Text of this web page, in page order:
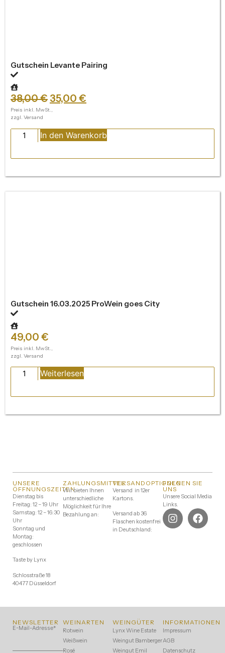
Gutschein Levante Pairing
38,00€ 35,00 €
Preis inkl. MwSt.,
zzgl. Versand
In den Warenkorb
Gutschein 16.03.2025 ProWein goes City
49,00 €
Preis inkl. MwSt.,
zzgl. Versand
Weiterlesen
UNSERE
ÖFFNUNGSZEITEN
Dienstag bis
Freitag: 12 – 19 Uhr
Samstag: 12 – 16:30
Uhr
Sonntag und
Montag:
geschlossen
Taste by Lynx
Schlosstraße 18
40477 Düsseldorf
ZAHLUNGSMITTEL
Wir bieten Ihnen
unterschiedliche
Möglichkeit für Ihre
Bezahlung an:
VERSANDOPTIONEN
Versand in 12er
Kartons.
Versand ab 36
Flaschen kostenfrei
in Deutschland:
FOLGEN SIE
UNS
Unsere Social Media
Links.
NEWSLETTER
E-Mail-Adresse*
WEINARTEN
Rotwein
Weißwein
Rosé
WEINGÜTER
Lynx Wine Estate
Weingut Bamberger
Weingut Emil
INFORMATIONEN
Impressum
AGB
Datenschutz